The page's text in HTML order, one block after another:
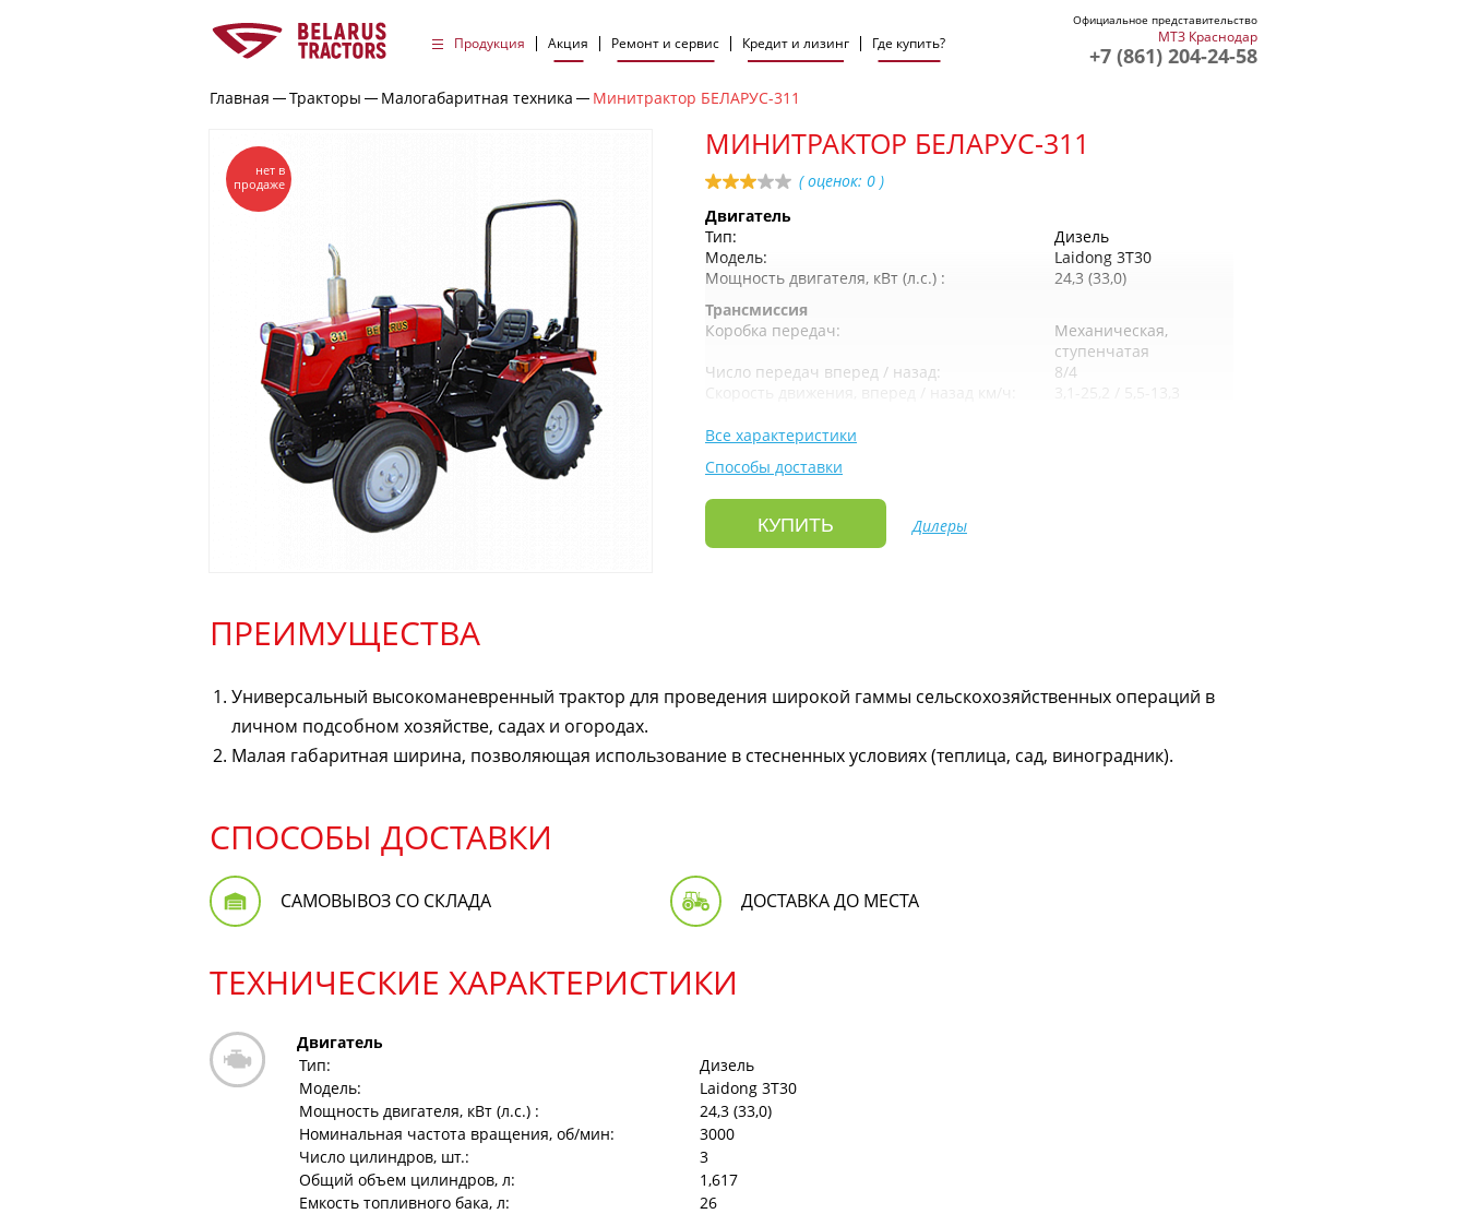
Продукция Акция Ремонт и сервис Кредит и лизинг Где купить?
Официальное представительство
МТЗ Краснодар
+7 (861) 204-24-58
Главная Тракторы Малогабаритная техника Минитрактор БЕЛАРУС-311
нет в
продаже
МИНИТРАКТОР БЕЛАРУС-311
( оценок: 0 )
Двигатель
Тип:
Дизель
Модель:
Laidong 3Т30
Мощность двигателя, кВт (л.с.) :
24,3 (33,0)
Трансмиссия
Коробка передач:
Механическая,
ступенчатая
Число передач вперед / назад:
8/4
Скорость движения, вперед / назад км/ч:
3,1-25,2 / 5,5-13,3
Все характеристики
Способы доставки
КУПИТЬ Дилеры
ПРЕИМУЩЕСТВА
Универсальный высокоманевренный трактор для проведения широкой гаммы сельскохозяйственных операций в
личном подсобном хозяйстве, садах и огородах.
Малая габаритная ширина, позволяющая использование в стесненных условиях (теплица, сад, виноградник).
СПОСОБЫ ДОСТАВКИ
САМОВЫВОЗ СО СКЛАДА ДОСТАВКА ДО МЕСТА
ТЕХНИЧЕСКИЕ ХАРАКТЕРИСТИКИ
Двигатель
Тип:
Дизель
Модель:
Laidong 3Т30
Мощность двигателя, кВт (л.с.) :
24,3 (33,0)
Номинальная частота вращения, об/мин:
3000
Число цилиндров, шт.:
3
Общий объем цилиндров, л:
1,617
Емкость топливного бака, л:
26